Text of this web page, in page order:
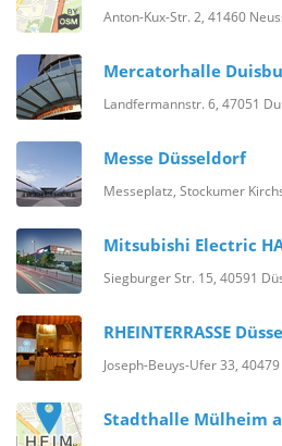
Anton-Kux-Str. 2, 41460
Mercatorhalle
Landfermannstr. 6, 47051
Messe Düsseldorf
Messeplatz, Stockumer
Mitsubishi Electric
Siegburger Str. 15, 40591
RHEINTERRASSE
Joseph-Beuys-Ufer 33,
Stadthalle Mülheim